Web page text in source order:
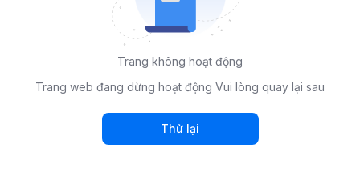
Trang không hoạt động
Trang web đang dừng hoạt động Vui lòng quay lại sau
Thử lại